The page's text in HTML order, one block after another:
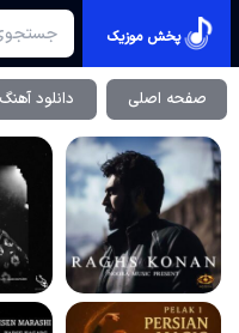
پخش موزیک
صفحه اصلی دانلود آهنگ